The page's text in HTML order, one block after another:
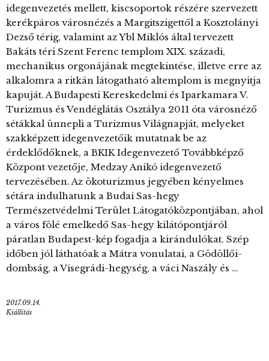
idegenvezetés mellett, kiscsoportok részére szervezett
kerékpáros városnézés a Margitszigettől a Kosztolányi
Dezső térig, valamint az Ybl Miklós által tervezett
Bakáts téri Szent Ferenc templom XIX. századi,
mechanikus orgonájának megtekintése, illetve erre az
alkalomra a ritkán látogatható altemplom is megnyitja
kapuját. A Budapesti Kereskedelmi és Iparkamara V.
Turizmus és Vendéglátás Osztálya 2011 óta városnéző
sétákkal ünnepli a Turizmus Világnapját, melyeket
szakképzett idegenvezetőik mutatnak be az
érdeklődőknek, a BKIK Idegenvezető Továbbképző
Központ vezetője, Medzay Anikó idegenvezető
tervezésében. Az ökoturizmus jegyében kényelmes
sétára indulhatunk a Budai Sas-hegy
Természetvédelmi Terület Látogatóközpontjában, ahol
a város fölé emelkedő Sas-hegy kilátópontjáról
páratlan Budapest-kép fogadja a kirándulókat. Szép
időben jól láthatóak a Mátra vonulatai, a Gödöllői-
dombság, a Visegrádi-hegység, a váci Naszály és …
2017.09.14.
Kiállítás